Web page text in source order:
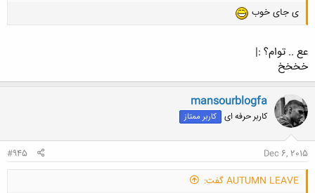
ی جای خوب
عع .. توام؟ :|
خخخخ
mansourblogfa
کاربر حرفه ای کاربر ممتاز
Dec 6, 2015
#945
AUTUMN LEAVE گفت: